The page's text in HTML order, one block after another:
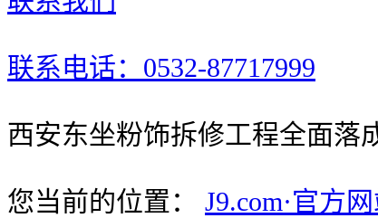
联系电话：0532-87717999
西安东坐粉饰拆修工程全面落
您当前的位置： J9.com·官方